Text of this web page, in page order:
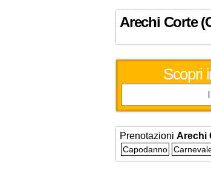
Arechi Corte
Scopri
Prenotazioni Arechi
Capodanno